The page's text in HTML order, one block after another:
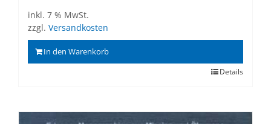
inkl. 7 % MwSt.
zzgl. Versandkosten
In den Warenkorb
Details